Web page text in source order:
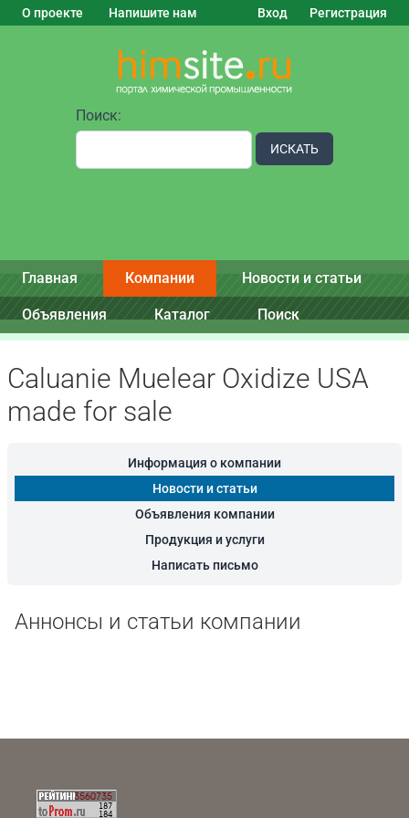
О проекте Напишите нам Вход Регистрация
Поиск:
ИСКАТЬ
Главная Компании Новости и статьи
Объявления Каталог Поиск
Caluanie Muelear Oxidize USA
made for sale
Информация о компании
Новости и статьи
Объявления компании
Продукция и услуги
Написать письмо
Аннонсы и статьи компании